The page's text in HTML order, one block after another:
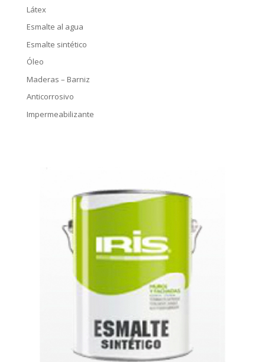
Látex
Esmalte al agua
Esmalte sintético
Óleo
Maderas – Barniz
Anticorrosivo
Impermeabilizante